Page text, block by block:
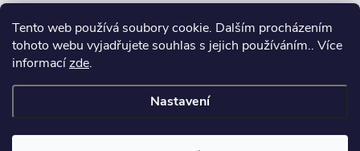
Tento web používá soubory cookie. Dalším procházením
tohoto webu vyjadřujete souhlas s jejich používáním.. Více
informacízde.
Nastavení
Dávkovací lžička na mletou kávu 53132C8134
Copyright 2026JM servis. Všechna práva vyhrazena.